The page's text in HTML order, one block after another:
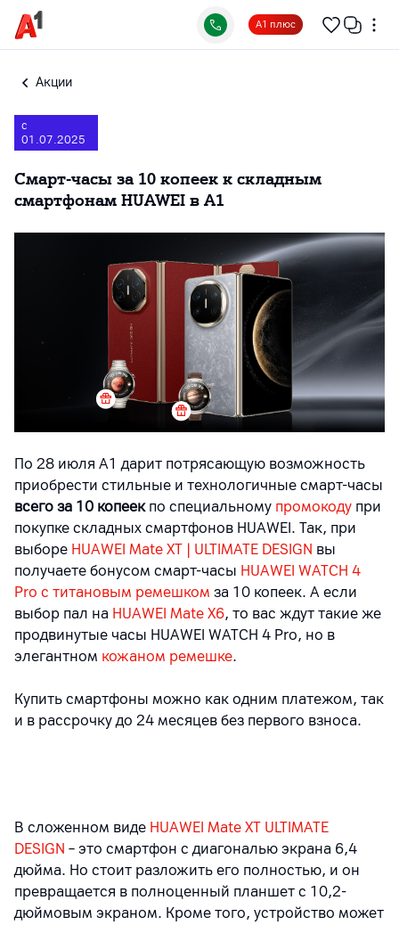
А1 плюс
Акции
с
01.07.2025
Смарт-часы за 10 копеек к складным
смартфонам HUAWEI в А1
По 28 июля А1 дарит потрясающую возможность
приобрести стильные и технологичные смарт-часы
всего за 10 копеекпо специальному промокоду при
покупке складных смартфонов HUAWEI. Так, при
выборе HUAWEI Mate XT | ULTIMATE DESIGN вы
получаете бонусом смарт-часы HUAWEI WATCH 4
Pro с титановым ремешком за 10 копеек. А если
выбор пал на HUAWEI Mate X6, то вас ждут такие же
продвинутые часы HUAWEI WATCH 4 Pro, но в
элегантном кожаном ремешке.
Купить смартфоны можно как одним платежом, так
и в рассрочку до 24 месяцев без первого взноса.
В сложенном виде HUAWEI Mate XT ULTIMATE
DESIGN – это смартфон с диагональю экрана 6,4
дюйма. Но стоит разложить его полностью, и он
превращается в полноценный планшет с 10,2-
дюймовым экраном. Кроме того, устройство может